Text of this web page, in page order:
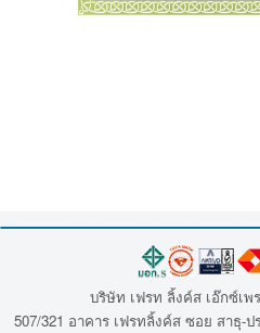
บริษัท เฟรท ลิ้งค์ส เอ๊กซ์เพ
507/321 อาคาร เฟรทลิ้งค์ส ซอย สาธุ-